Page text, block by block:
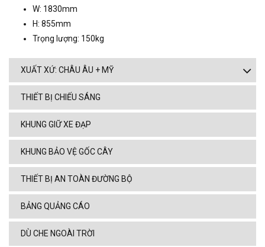
W: 1830mm
H: 855mm
Trọng lượng: 150kg
XUẤT XỨ: CHÂU ÂU + MỸ
THIẾT BỊ CHIẾU SÁNG
KHUNG GIỮ XE ĐẠP
KHUNG BẢO VỆ GỐC CÂY
THIẾT BỊ AN TOÀN ĐƯỜNG BỘ
BẢNG QUẢNG CÁO
DÙ CHE NGOÀI TRỜI